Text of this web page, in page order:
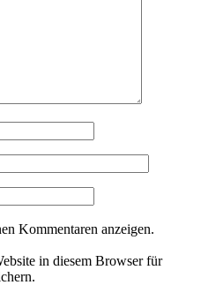
Kommentaren anzeigen.
in diesem Browser für